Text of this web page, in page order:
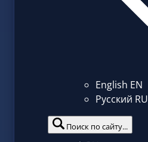
English EN
Русский RU
Поиск по сайту...